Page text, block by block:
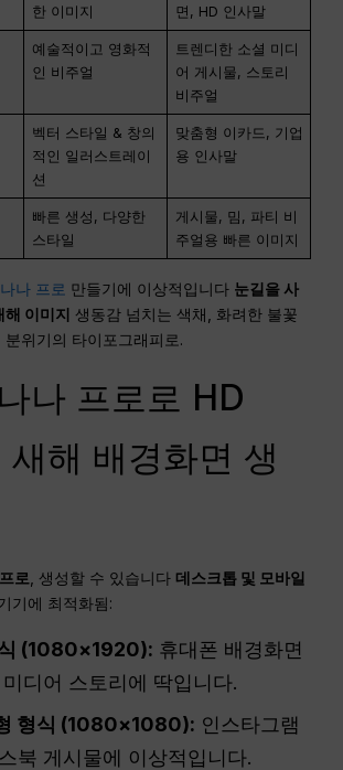
한 이미지
면, HD 인사말
예술적이고 영화적
인 비주얼
트렌디한 소셜 미디
어 게시물, 스토리
비주얼
벡터 스타일 & 창의
적인 일러스트레이
션
맞춤형 이카드, 기업
용 인사말
빠른 생성, 다양한
스타일
게시물, 밈, 파티 비
주얼용 빠른 이미지
나 프로 만들기에 이상적입니다 눈길을 사
이미지 생동감 넘치는 색채, 화려한 불꽃
위기의 타이포그래피로.
나 프로로 HD
해 배경화면 생
로 , 생성할 수 있습니다 데스크톱 및 모바일
기에 최적화됨:
(1080×1920): 휴대폰 배경화면
디어 스토리에 딱입니다.
형식 (1080×1080): 인스타그램
북 게시물에 이상적입니다.